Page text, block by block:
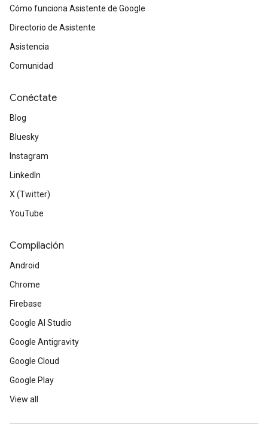
Cómo funciona Asistente de Google
Directorio de Asistente
Asistencia
Comunidad
Conéctate
Blog
Bluesky
Instagram
LinkedIn
X (Twitter)
YouTube
Compilación
Android
Chrome
Firebase
Google AI Studio
Google Antigravity
Google Cloud
Google Play
View all